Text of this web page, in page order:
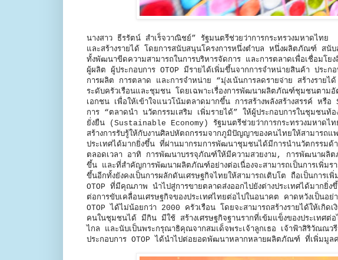
นางสาว ธีรรัตน์ สำเร็จวาณิชย์” รัฐมนตรีช่วยว่าการกระทรวงมหาดไทย
และสร้างรายได้ โดยการสนับสนุนโครงการหนึ่งตำบล หนึ่งผลิตภัณฑ์ สนั
ทั้งพัฒนาขีดความสามารถในการบริหารจัดการ และการตลาดเพื่อเชื่อมโ
ผู้ผลิต ผู้ประกอบการ OTOP มีรายได้เพิ่มขึ้นจากการจำหน่ายสินค้า ประกอ
การผลิต การตลาด และการจำหน่าย “มุ่งเน้นการลดรายจ่าย สร้างรา
ระดับครัวเรือนและชุมชน โดยเฉพาะเรื่องการพัฒนาผลิตภัณฑ์ชุมชนตาม
เอกชน เพื่อให้เข้าใจแนวโน้มตลาดมากขึ้น การสร้างพลังสร้างสรรค์ ห
การ “ตลาดนำ นวัตกรรมเสริม เพิ่มรายได้” ให้ผู้ประกอบการในชุมชนท้อ
ยั่งยืน (Sustainable Economy) รัฐมนตรีช่วยว่าการกระทรวงมหาดไท
สร้างการรับรู้ให้กับงานศิลปหัตถกรรมจากภูมิปัญญาของคนไทยให้สามารถ
ประเทศได้มากยิ่งขึ้น ที่ผ่านมากรมการพัฒนาชุมชนได้มีการนำนวัตกรรม
ตลอดเวลา อาทิ การพัฒนาบรรจุภัณฑ์ให้มีความสวยงาม, การพัฒนาผลิ
ขึ้น และที่สำคัญการพัฒนาผลิตภัณฑ์อย่างต่อเนื่องจะสามารถเป็นการเพิ่มร
ขึ้นอีกทั้งยังคงเป็นการผลักดันเศรษฐกิจไทยให้สามารถเติบโต ถือเป็นการ
OTOP ที่มีคุณภาพ นำไปสู่การขายตลาดส่งออกไปยังต่างประเทศได้มากยิ่
ต่อการขับเคลื่อนเศรษฐกิจของประเทศไทยต่อไปในอนาคต คาดหวังเป็นอ
OTOP ได้ไม่น้อยกว่า 2000 ครัวเรือน โดยจะสามารถสร้างรายได้ให้เกิ
คนในชุมชนได้ มีกิน มีใช้ สร้างเศรษฐกิจฐานรากที่เข้มแข็งของประเทศต่
ไกล และนับเป็นพระกรุณาธิคุณจากสมเด็จพระเจ้าลูกเธอ เจ้าฟ้าสิริวัณณ
ประกอบการ OTOP ได้นำไปต่อยอดพัฒนาหลากหลายผลิตภัณฑ์ ที่เพิ่มมูลค่